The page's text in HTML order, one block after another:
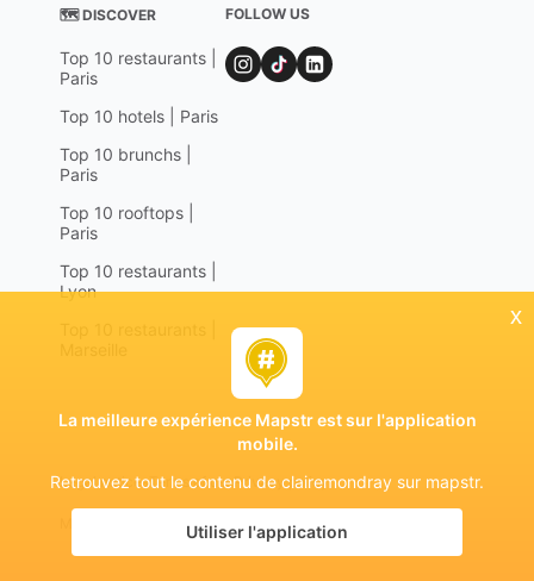
🗺 DISCOVER
Top 10 restaurants |
Paris
Top 10 hotels | Paris
Top 10 brunchs |
Paris
Top 10 rooftops |
Paris
Top 10 restaurants |
Lyon
FOLLOW US
Legal noticesTerms of usePrivacy policy
Mapstr 2024 | All rights reserved
x
La meilleure expérience Mapstr est sur l'application
mobile.
Retrouvez tout le contenu de clairemondray sur mapstr.
Utiliser l'application